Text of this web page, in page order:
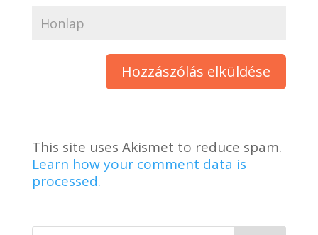
This site uses Akismet to reduce spam.
Learn how your comment data is
processed.